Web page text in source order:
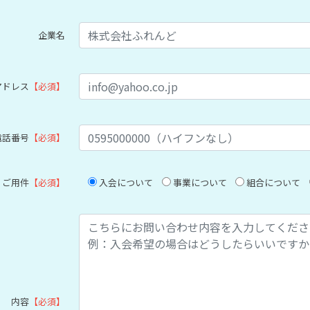
企業名
レス 【必須】
番号 【必須】
ご用件 【必須】 入会について 事業について 組合について
内容 【必須】